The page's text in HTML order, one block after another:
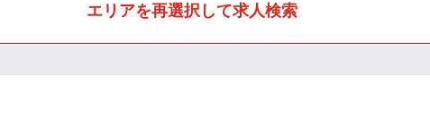
エリアを再選択して求人検索